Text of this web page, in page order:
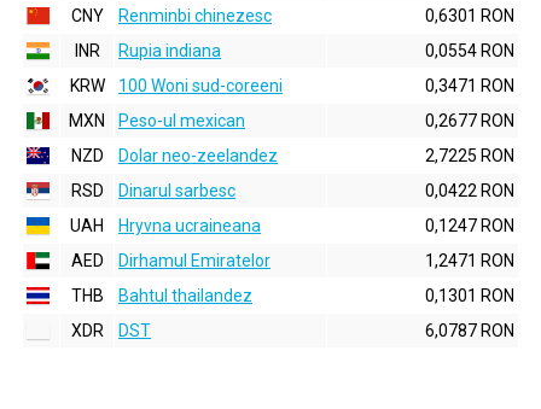
CNY
Renminbi chinezesc
0,6301 RON
INR
Rupia indiana
0,0554 RON
KRW
100 Woni sud-coreeni
0,3471 RON
MXN
Peso-ul mexican
0,2677 RON
NZD
Dolar neo-zeelandez
2,7225 RON
RSD
Dinarul sarbesc
0,0422 RON
UAH
Hryvna ucraineana
0,1247 RON
AED
Dirhamul Emiratelor
1,2471 RON
THB
Bahtul thailandez
0,1301 RON
XDR
DST 6,0787 RON